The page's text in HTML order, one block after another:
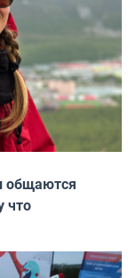
общаются
что